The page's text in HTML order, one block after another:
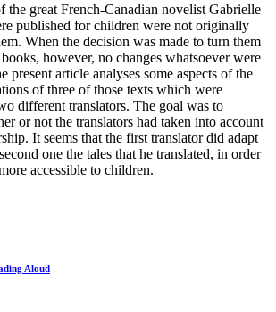
the great French-Canadian novelist Gabrielle
published for children were not originally
When the decision was made to turn them
however, no changes whatsoever were
present article analyses some aspects of the
of three of those texts which were
different translators. The goal was to
or not the translators had taken into account
It seems that the first translator did adapt
one the tales that he translated, in order
accessible to children.
Aloud